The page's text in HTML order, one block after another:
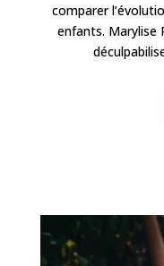
comparer
enfants. Marylise